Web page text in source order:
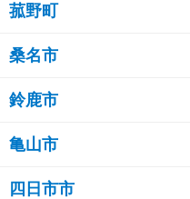
菰野町
桑名市
鈴鹿市
亀山市
四日市市